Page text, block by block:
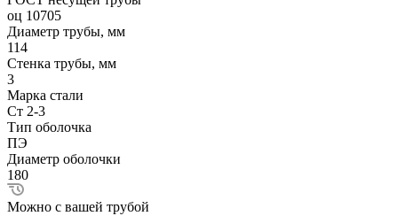
оц 10705
Диаметр трубы, мм
114
Стенка трубы, мм
3
Марка стали
Ст 2-3
Тип оболочка
ПЭ
Диаметр оболочки
180
Можно с вашей трубой